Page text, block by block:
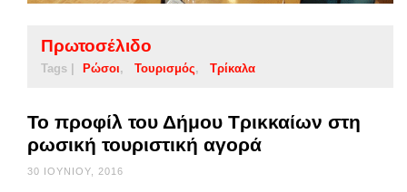
Πρωτοσέλιδο
Tags | Ρώσοι Τουρισμός Τρίκαλα
Το προφίλ του Δήμου Τρικκαίων στη
ρωσική τουριστική αγορά
30 ΙΟΥΝΊΟΥ, 2016